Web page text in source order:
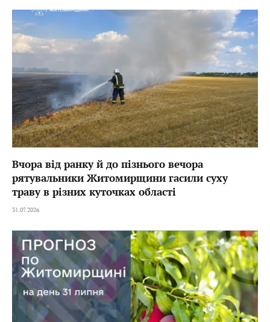
Вчора від ранку й до пізнього вечора
рятувальники Житомирщини гасили суху
траву в різних куточках області
31.07.2026